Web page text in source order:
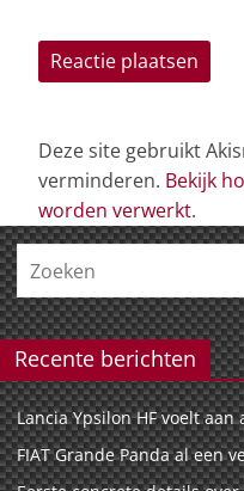
Deze site gebruikt
verminderen. Bekijk
worden verwerkt.
Recente berichten
Lancia Ypsilon HF voelt aan
FIAT Grande Panda al een